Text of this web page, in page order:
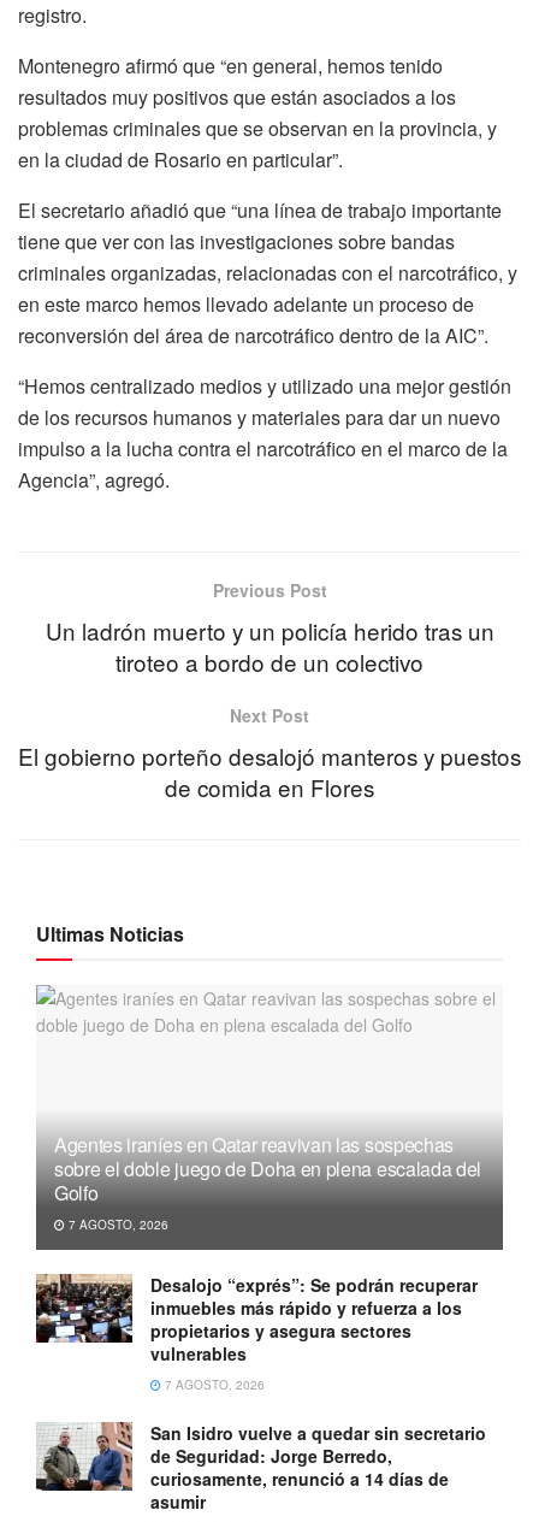
registro.
Montenegro afirmó que “en general, hemos tenido
resultados muy positivos que están asociados a los
problemas criminales que se observan en la provincia, y
en la ciudad de Rosario en particular”.
El secretario añadió que “una línea de trabajo importante
tiene que ver con las investigaciones sobre bandas
criminales organizadas, relacionadas con el narcotráfico, y
en este marco hemos llevado adelante un proceso de
reconversión del área de narcotráfico dentro de la AIC”.
“Hemos centralizado medios y utilizado una mejor gestión
de los recursos humanos y materiales para dar un nuevo
impulso a la lucha contra el narcotráfico en el marco de la
Agencia”, agregó.
Previous Post
Un ladrón muerto y un policía herido tras un
tiroteo a bordo de un colectivo
Next Post
El gobierno porteño desalojó manteros y puestos
de comida en Flores
Ultimas Noticias
Agentes iraníes en Qatar reavivan las sospechas
sobre el doble juego de Doha en plena escalada del
Golfo
7 AGOSTO, 2026
Desalojo “exprés”: Se podrán recuperar
inmuebles más rápido y refuerza a los
propietarios y asegura sectores
vulnerables
7 AGOSTO, 2026
San Isidro vuelve a quedar sin secretario
de Seguridad: Jorge Berredo,
curiosamente, renunció a 14 días de
asumir